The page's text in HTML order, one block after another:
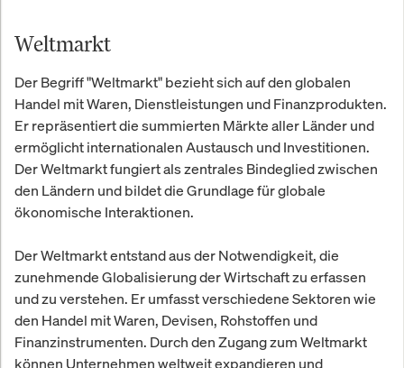
Weltmarkt
Der Begriff "Weltmarkt" bezieht sich auf den globalen
Handel mit Waren, Dienstleistungen und Finanzprodukten.
Er repräsentiert die summierten Märkte aller Länder und
ermöglicht internationalen Austausch und Investitionen.
Der Weltmarkt fungiert als zentrales Bindeglied zwischen
den Ländern und bildet die Grundlage für globale
ökonomische Interaktionen.
Der Weltmarkt entstand aus der Notwendigkeit, die
zunehmende Globalisierung der Wirtschaft zu erfassen
und zu verstehen. Er umfasst verschiedene Sektoren wie
den Handel mit Waren, Devisen, Rohstoffen und
Finanzinstrumenten. Durch den Zugang zum Weltmarkt
können Unternehmen weltweit expandieren und